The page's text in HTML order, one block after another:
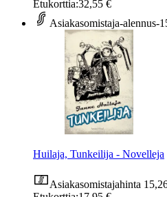
Etukorttia:32,55 €
Asiakasomistaja-alennus-
Huilaja, Tunkeilija - Novelleja
Asiakasomistajahinta